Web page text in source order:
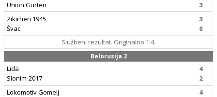
Union Gurten
3
Zikirhen 1945
Švac
3
0
Službeni rezultat. Originalno 1:4.
Belorusija 2
Lida
Slonim-2017
4
2
Lokomotiv Gomelj
4